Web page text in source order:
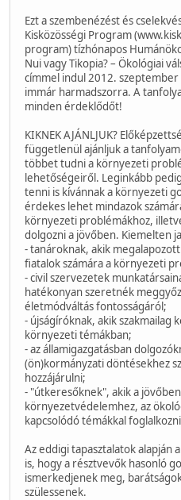
Ezt a szembenézést és
Kisközösségi Program
program) tízhónapos
Nui vagy Tikopia? – Ökológiai
címmel indul 2012.
immár harmadszorra. A
minden érdeklődőt!
KIKNEK AJÁNLJUK?
függetlenül ajánljuk a
többet tudni a környezeti
lehetőségeiről. Leginkább
tenni is kívánnak a környezeti
érdekes lehet mindazok
környezeti problémákhoz,
dolgozni a jövőben. Kiemelten
- tanároknak, akik
fiatalok számára a környezeti
- civil szervezetek
hatékonyan szeretnék
életmódváltás fontosságáról;
- újságíróknak, akik szakmailag
környezeti témákban;
- az államigazgatásban
(ön)kormányzati döntésekhez
hozzájárulni;
- "útkeresőknek", akik a
környezetvédelemhez, az
kapcsolódó témákkal
Az eddigi tapasztalatok alapján
is, hogy a résztvevők hasonló
ismerkedjenek meg,
szülessenek.